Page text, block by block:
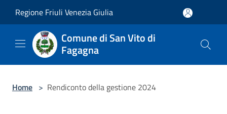
Regione Friuli Venezia Giulia
Comune di San Vito di
Fagagna
Home > Rendiconto della gestione 2024